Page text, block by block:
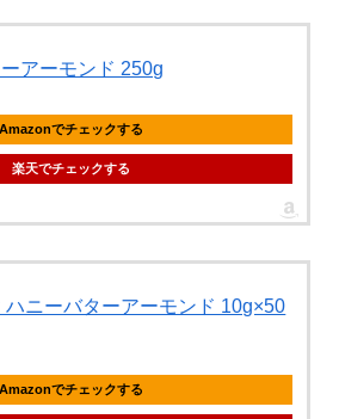
アーモンド 250g
Amazonでチェックする
楽天でチェックする
ハニーバターアーモンド 10g×50
Amazonでチェックする